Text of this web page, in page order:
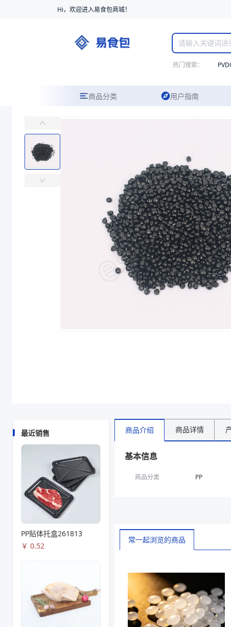
Hi，欢迎进入易食包商城！
热门搜索：
商品分类 用户指南
易食包（EPAK）专注于PP-H E03包装，提供详尽的规格参数、实物图
￥9.5918
商品分类
中石化
最近销售
PP贴体托盒261813
￥ 0.52
商品介绍 商品详情
基本信息
商品分类 PP
常一起浏览的商品